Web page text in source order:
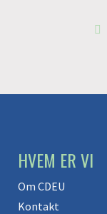
HVEM ER VI
Om CDEU
Kontakt